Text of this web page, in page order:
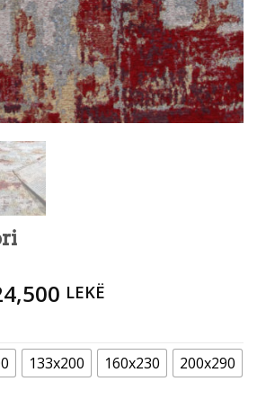
LEKË
133x200 160x230 200x290